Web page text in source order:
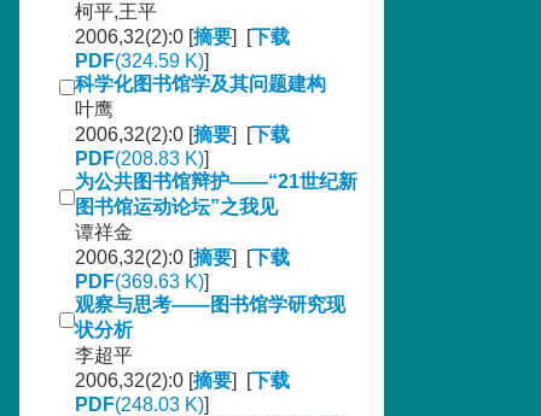
柯平,王平
2006,32(2):0 [摘要] [下载
PDF(324.59 K)]
科学化图书馆学及其问题建构
叶鹰
2006,32(2):0 [摘要] [下载
PDF(208.83 K)]
为公共图书馆辩护——“21世纪新
图书馆运动论坛”之我见
谭祥金
2006,32(2):0 [摘要] [下载
PDF(369.63 K)]
观察与思考——图书馆学研究现
状分析
李超平
2006,32(2):0 [摘要] [下载
PDF(248.03 K)]